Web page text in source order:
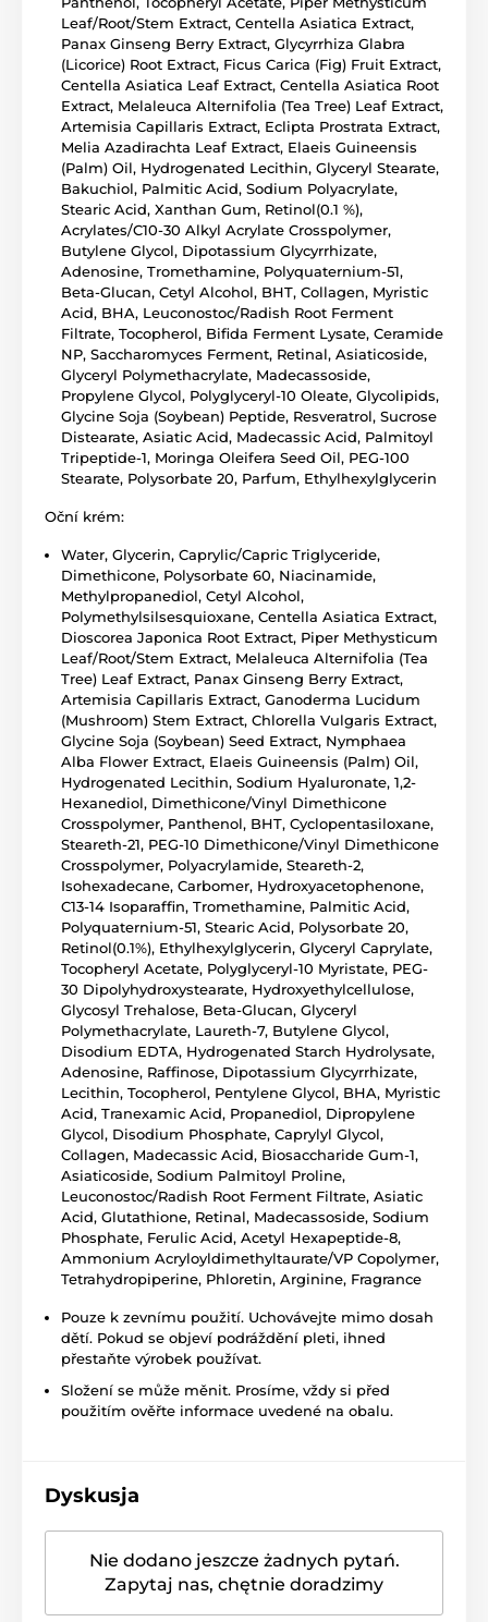
Leaf/Root/Stem Extract, Centella Asiatica Extract,
Panax Ginseng Berry Extract, Glycyrrhiza Glabra
(Licorice) Root Extract, Ficus Carica (Fig) Fruit Extract,
Centella Asiatica Leaf Extract, Centella Asiatica Root
Extract, Melaleuca Alternifolia (Tea Tree) Leaf Extract,
Artemisia Capillaris Extract, Eclipta Prostrata Extract,
Melia Azadirachta Leaf Extract, Elaeis Guineensis
(Palm) Oil, Hydrogenated Lecithin, Glyceryl Stearate,
Bakuchiol, Palmitic Acid, Sodium Polyacrylate,
Stearic Acid, Xanthan Gum, Retinol(0.1 %),
Acrylates/C10-30 Alkyl Acrylate Crosspolymer,
Butylene Glycol, Dipotassium Glycyrrhizate,
Adenosine, Tromethamine, Polyquaternium-51,
Beta-Glucan, Cetyl Alcohol, BHT, Collagen, Myristic
Acid, BHA, Leuconostoc/Radish Root Ferment
Filtrate, Tocopherol, Bifida Ferment Lysate, Ceramide
NP, Saccharomyces Ferment, Retinal, Asiaticoside,
Glyceryl Polymethacrylate, Madecassoside,
Propylene Glycol, Polyglyceryl-10 Oleate, Glycolipids,
Glycine Soja (Soybean) Peptide, Resveratrol, Sucrose
Distearate, Asiatic Acid, Madecassic Acid, Palmitoyl
Tripeptide-1, Moringa Oleifera Seed Oil, PEG-100
Stearate, Polysorbate 20, Parfum, Ethylhexylglycerin
Oční krém:
Water, Glycerin, Caprylic/Capric Triglyceride,
Dimethicone, Polysorbate 60, Niacinamide,
Methylpropanediol, Cetyl Alcohol,
Polymethylsilsesquioxane, Centella Asiatica Extract,
Dioscorea Japonica Root Extract, Piper Methysticum
Leaf/Root/Stem Extract, Melaleuca Alternifolia (Tea
Tree) Leaf Extract, Panax Ginseng Berry Extract,
Artemisia Capillaris Extract, Ganoderma Lucidum
(Mushroom) Stem Extract, Chlorella Vulgaris Extract,
Glycine Soja (Soybean) Seed Extract, Nymphaea
Alba Flower Extract, Elaeis Guineensis (Palm) Oil,
Hydrogenated Lecithin, Sodium Hyaluronate, 1,2-
Hexanediol, Dimethicone/Vinyl Dimethicone
Crosspolymer, Panthenol, BHT, Cyclopentasiloxane,
Steareth-21, PEG-10 Dimethicone/Vinyl Dimethicone
Crosspolymer, Polyacrylamide, Steareth-2,
Isohexadecane, Carbomer, Hydroxyacetophenone,
C13-14 Isoparaffin, Tromethamine, Palmitic Acid,
Polyquaternium-51, Stearic Acid, Polysorbate 20,
Retinol(0.1%), Ethylhexylglycerin, Glyceryl Caprylate,
Tocopheryl Acetate, Polyglyceryl-10 Myristate, PEG-
30 Dipolyhydroxystearate, Hydroxyethylcellulose,
Glycosyl Trehalose, Beta-Glucan, Glyceryl
Polymethacrylate, Laureth-7, Butylene Glycol,
Disodium EDTA, Hydrogenated Starch Hydrolysate,
Adenosine, Raffinose, Dipotassium Glycyrrhizate,
Lecithin, Tocopherol, Pentylene Glycol, BHA, Myristic
Acid, Tranexamic Acid, Propanediol, Dipropylene
Glycol, Disodium Phosphate, Caprylyl Glycol,
Collagen, Madecassic Acid, Biosaccharide Gum-1,
Asiaticoside, Sodium Palmitoyl Proline,
Leuconostoc/Radish Root Ferment Filtrate, Asiatic
Acid, Glutathione, Retinal, Madecassoside, Sodium
Phosphate, Ferulic Acid, Acetyl Hexapeptide-8,
Ammonium Acryloyldimethyltaurate/VP Copolymer,
Tetrahydropiperine, Phloretin, Arginine, Fragrance
Pouze k zevnímu použití. Uchovávejte mimo dosah
dětí. Pokud se objeví podráždění pleti, ihned
přestaňte výrobek používat.
Složení se může měnit. Prosíme, vždy si před
použitím ověřte informace uvedené na obalu.
Dyskusja
Nie dodano jeszcze żadnych pytań.
Zapytaj nas, chętnie doradzimy